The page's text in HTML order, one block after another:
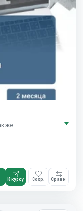
К курсу Сохр. Сравн.